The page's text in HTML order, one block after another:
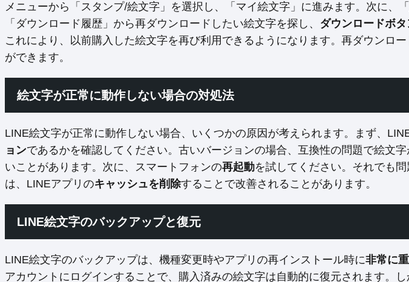
メニューから「スタンプ/絵文字」を選択し、「マイ絵文字」に進みます。次に、
「ダウンロード履歴」から再ダウンロードしたい絵文字を探し、 ダウンロードボタ
これにより、以前購入した絵文字を再び利用できるようになります。再ダウンロー
ができます。
絵文字が正常に動作しない場合の対処法
LINE絵文字が正常に動作しない場合、いくつかの原因が考えられます。まず、
ョンであるかを確認してください。古いバージョンの場合、互換性の問題で絵文
いことがあります。次に、スマートフォンの再起動を試してください。それでも
は、LINEアプリのキャッシュを削除することで改善されることがあります。
LINE絵文字のバックアップと復元
LINE絵文字のバックアップは、機種変更時やアプリの再インストール時に非常に
アカウントにログインすることで、購入済みの絵文字は自動的に復元されます。し